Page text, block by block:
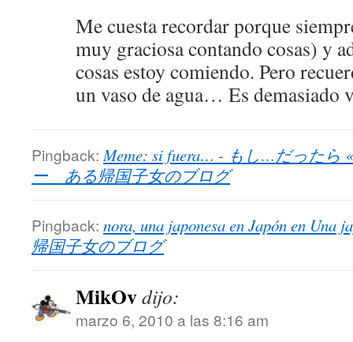
Me cuesta recordar porque
muy graciosa contando cosas) y
cosas estoy comiendo. Pero
un vaso de agua… Es demasiado
Pingback: Meme: si fuera… - もし…だったら «
ー ある帰国子女のブログ
Pingback: nora, una japonesa en Japón en
帰国子女のブログ
MikOvdijo:
marzo 6, 2010 a las 8:16 am